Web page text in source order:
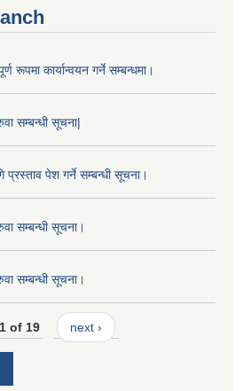
रूपमा कार्यान्वयन गर्ने सम्बन्धमा।
सम्बन्धी सूचना|
प्रस्ताव पेश गर्ने सम्बन्धी सूचना।
सम्बन्धी सूचना।
सम्बन्धी सूचना।
1 of 19 next ›